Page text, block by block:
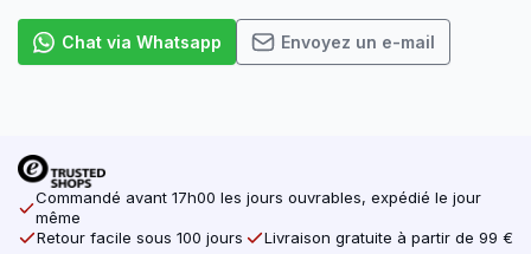
Chat via Whatsapp Envoyez un e-mail
Commandé avant 17h00 les jours ouvrables, expédié le jour
même
Retour facile sous 100 jours
Livraison gratuite à partir de 99 €